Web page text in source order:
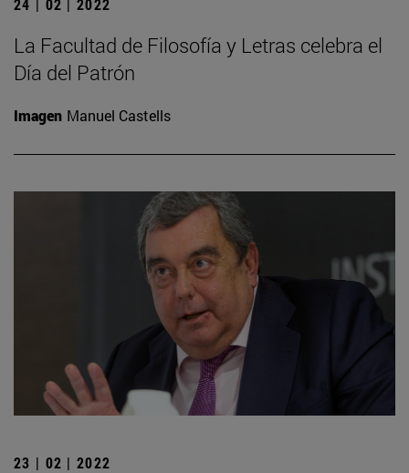
La Facultad de Filosofía y Letras celebra el
Día del Patrón
Imagen Manuel Castells
23 | 02 | 2022